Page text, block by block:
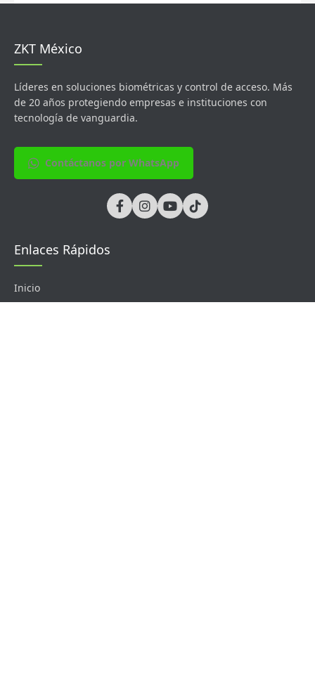
ZKT México
Líderes en soluciones biométricas y control de acceso. Más
de 20 años protegiendo empresas e instituciones con
tecnología de vanguardia.
Contáctanos por WhatsApp
Enlaces Rápidos
Inicio